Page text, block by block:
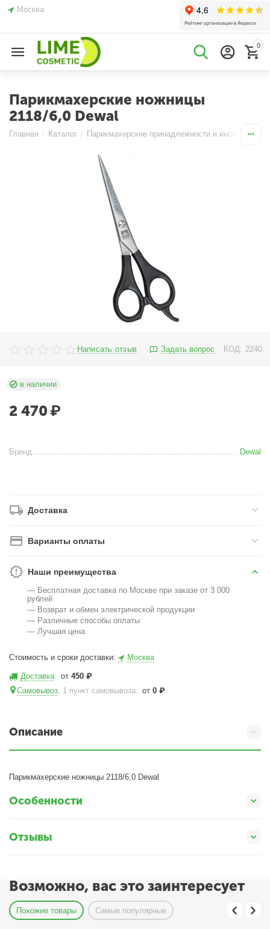
Москва
0
Парикмахерские ножницы
2118/6,0 Dewal
Главная / Каталог / Парикмахерские принадлежности и инструменты
Написать отзыв Задать вопрос КОД: 2240
в наличии
2 470 ₽
Бренд Dewal
Доставка
Варианты оплаты
Наши преимущества
— Бесплатная доставка по Москве при заказе от 3 000
рублей
— Возврат и обмен электрической продукции
— Различные способы оплаты
— Лучшая цена
Стоимость и сроки доставки: Москва
Доставка: от450 ₽
Самовывоз, 1 пункт самовывоза: от0 ₽
Описание
Парикмахерские ножницы 2118/6,0 Dewal
Особенности
Отзывы
Возможно, вас это заинтересует
Похожие товары Самые популярные